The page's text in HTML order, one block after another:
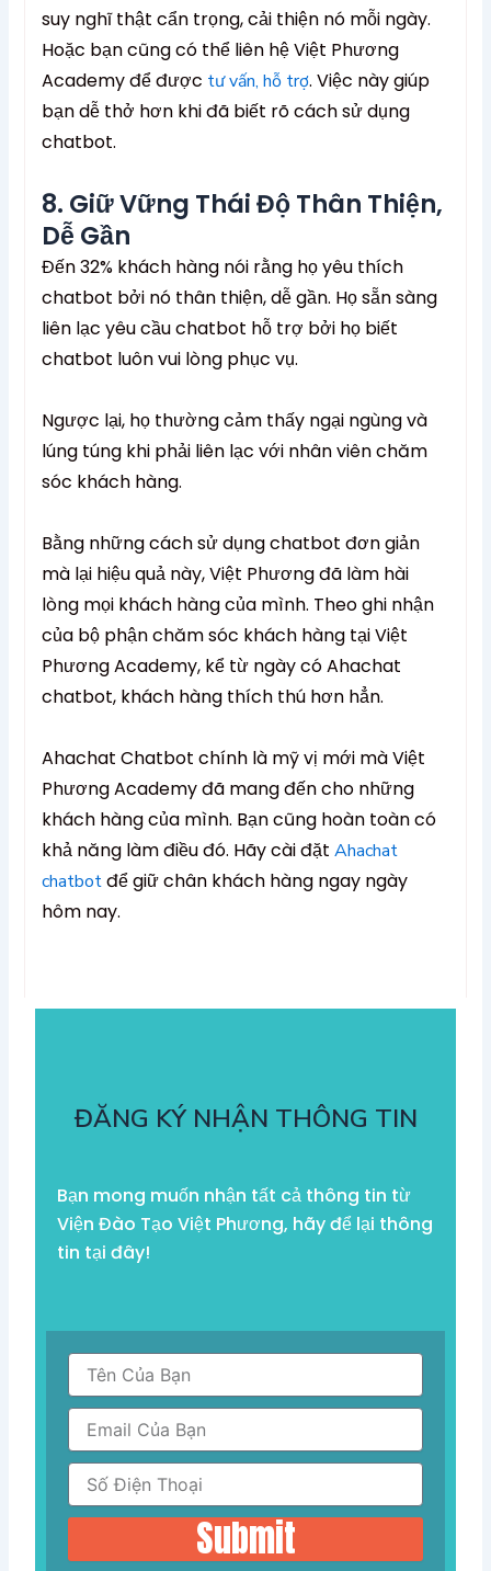
suy nghĩ thật cẩn trọng, cải thiện nó mỗi ngày.
Hoặc bạn cũng có thể liên hệ Việt Phương
Academy để được tư vấn, hỗ trợ. Việc này giúp
bạn dễ thở hơn khi đã biết rõ cách sử dụng
chatbot.
8. Giữ Vững Thái Độ Thân Thiện,
Dễ Gần
Đến 32% khách hàng nói rằng họ yêu thích
chatbot bởi nó thân thiện, dễ gần. Họ sẵn sàng
liên lạc yêu cầu chatbot hỗ trợ bởi họ biết
chatbot luôn vui lòng phục vụ.
Ngược lại, họ thường cảm thấy ngại ngùng và
lúng túng khi phải liên lạc với nhân viên chăm
sóc khách hàng.
Bằng những cách sử dụng chatbot đơn giản
mà lại hiệu quả này, Việt Phương đã làm hài
lòng mọi khách hàng của mình. Theo ghi nhận
của bộ phận chăm sóc khách hàng tại Việt
Phương Academy, kể từ ngày có Ahachat
chatbot, khách hàng thích thú hơn hẳn.
Ahachat Chatbot chính là mỹ vị mới mà Việt
Phương Academy đã mang đến cho những
khách hàng của mình. Bạn cũng hoàn toàn có
khả năng làm điều đó. Hãy cài đặtAhachat
chatbotđể giữ chân khách hàng ngay ngày
hôm nay.
ĐĂNG KÝ NHẬN THÔNG TIN
Bạn mong muốn nhận tất cả thông tin từ
Viện Đào Tạo Việt Phương, hãy để lại thông
tin tại đây!
Submit